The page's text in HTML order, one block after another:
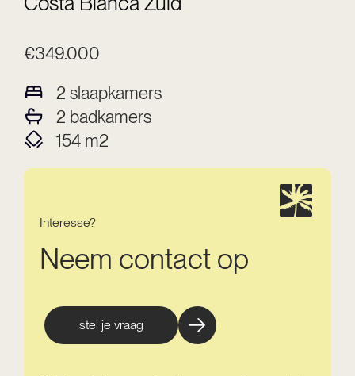
€349.000
2 slaapkamers
2 badkamers
154 m2
Interesse?
Neem contact op
stel je vraag